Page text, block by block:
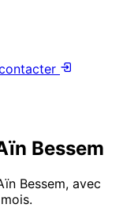
Bessem
Bessem, avec